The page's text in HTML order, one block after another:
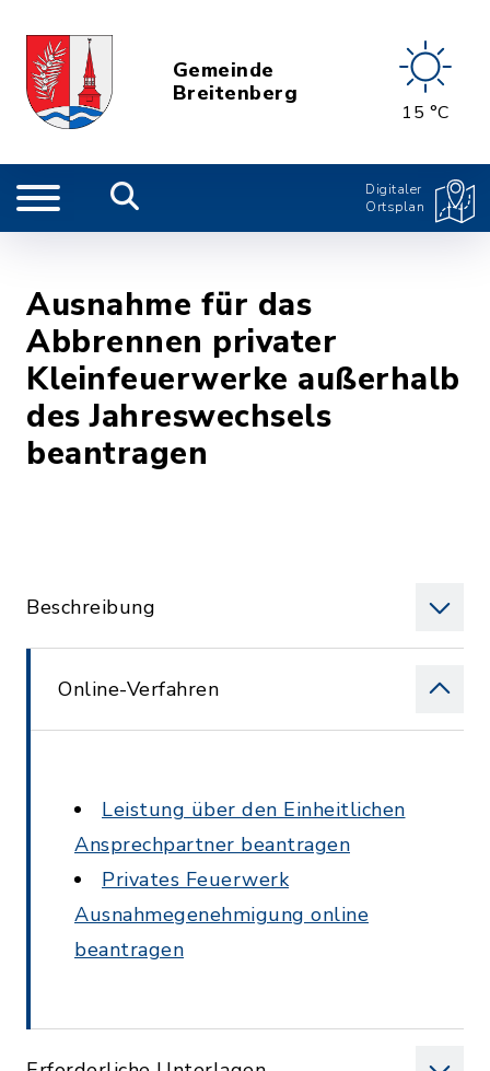
Gemeinde
Breitenberg
15 °C
Digitaler
Ortsplan
Ausnahme für das
Abbrennen privater
Kleinfeuerwerke außerhalb
des Jahreswechsels
beantragen
Beschreibung
Online-Verfahren
Leistung über den Einheitlichen
Ansprechpartner beantragen
Privates Feuerwerk
Ausnahmegenehmigung online
beantragen